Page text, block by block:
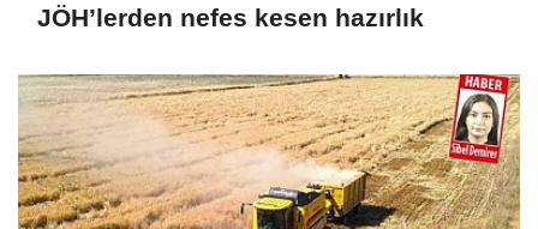
JÖH’lerden nefes kesen hazırlık